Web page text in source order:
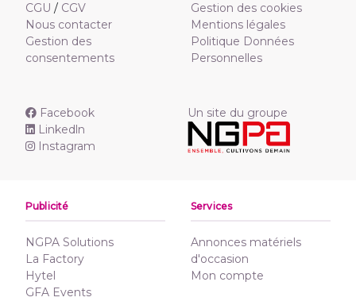
CGU / CGV
Nous contacter
Gestion des
consentements
Gestion des cookies
Mentions légales
Politique Données
Personnelles
Facebook
Linkedln
Instagram
Un site du groupe
Publicité
NGPA Solutions
La Factory
Hytel
GFA Events
Services
Annonces matériels
d'occasion
Mon compte